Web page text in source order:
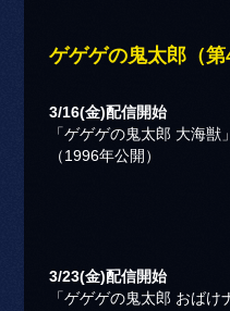
ゲゲゲの鬼太郎（
3/16(金)配信開始
「ゲゲゲの鬼太郎 大海獣」
（1996年公開）
3/23(金)配信開始
「ゲゲゲの鬼太郎 おばけ